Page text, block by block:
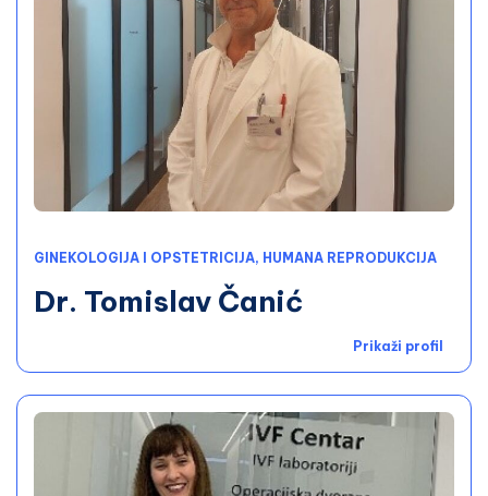
GINEKOLOGIJA I OPSTETRICIJA, HUMANA REPRODUKCIJA
Dr. Tomislav Čanić
Prikaži profil